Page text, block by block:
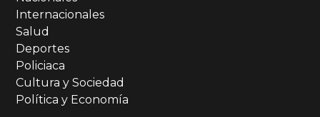
Internacionales
Salud
Deportes
Policiaca
Cultura y Sociedad
Política y Economía